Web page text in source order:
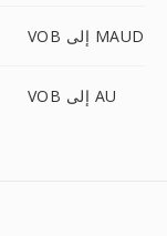
VOB إلى MAUD
VOB إلى AU